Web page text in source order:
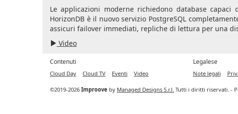
Le applicazioni moderne richiedono database
HorizonDB è il nuovo servizio PostgreSQL
assicuri failover immediati, repliche di lettura per una
Video
Contenuti
Cloud Day Cloud TV Eventi Video
Legalese
Note legali
©2019-2026 Improove by Managed Designs S.r.l. Tutti i diritti riservati. -